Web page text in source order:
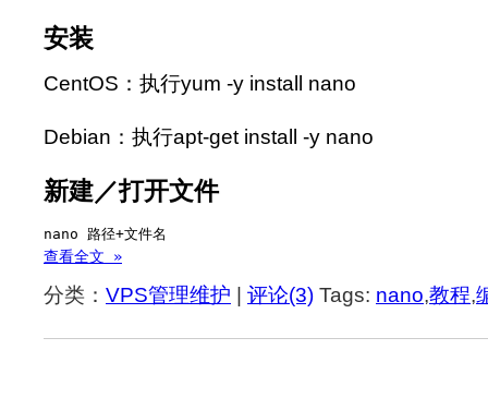
安装
CentOS：执行yum -y install nano
Debian：执行apt-get install -y nano
新建／打开文件
nano 路径+文件名
查看全文 »
分类： VPS管理维护 | 评论(3) Tags: nano,教程,